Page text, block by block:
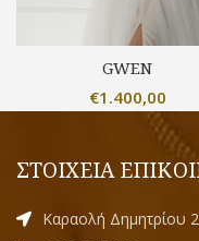
GWEN
€1.400,00
ΣΤΟΙΧΕΙΑ
Καραολή Δημητρίου